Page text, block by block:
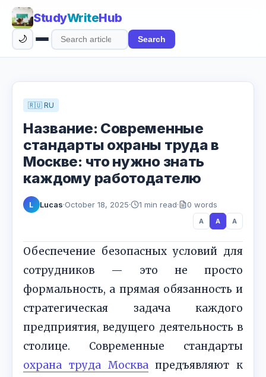
StudyWriteHub
Search
articles
Search
🌙
🇷🇺 RU
Название: Современные
стандарты охраны труда в
Москве: что нужно знать
каждому работодателю
L Lucas·October 18, 2025· 1 min read· 0 words
A A A
Обеспечение безопасных условий для
сотрудников — это не просто
формальность, а прямая обязанность и
стратегическая задача каждого
предприятия, ведущего деятельность в
столице. Современные стандарты
охрана труда Москвапредъявляют к